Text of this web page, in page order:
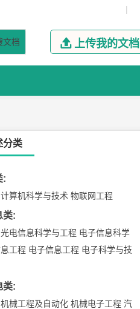
|
文档  上传我的文档
分类
:
计算机科学与技术 物联网工程
类:
光电信息科学与工程 电子信息科学
工程 电子信息工程 电子科学与技
类:
机械工程及自动化 机械电子工程 汽